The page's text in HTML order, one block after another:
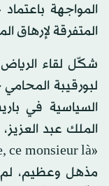
المواجهة
المتفرقة لإرهاق
شكّل لقاء
لبورقيبة
الملك عبد
مذهل وعظيم، لم